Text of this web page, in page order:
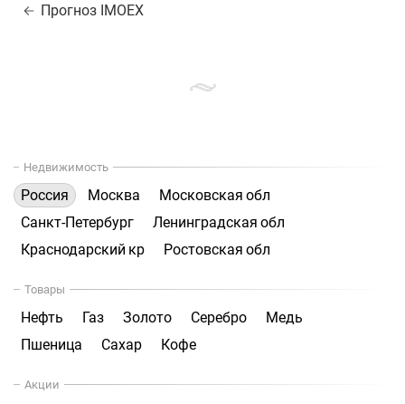
Прогноз IMOEX
Недвижимость
Россия Москва
Московская обл
Санкт-Петербург
Ленинградская обл
Краснодарский кр
Ростовская обл
Товары
Нефть Газ Золото Серебро
Медь
Пшеница
Сахар Кофе
Акции